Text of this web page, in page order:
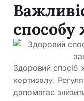
способу
Здоровий
кортизолу.
допомагає